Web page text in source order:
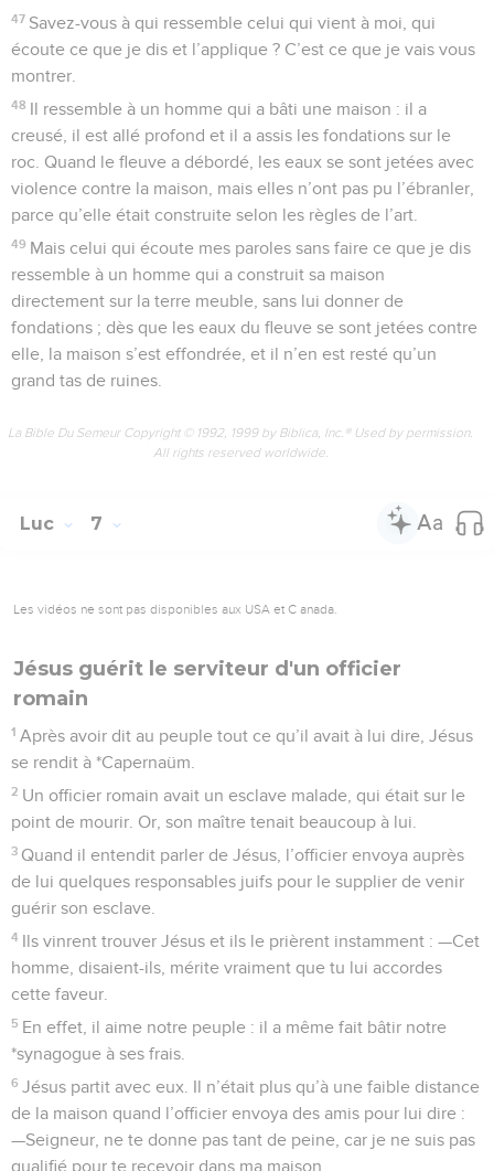
47 Savez-vous à qui ressemble celui qui vient à moi, qui
écoute ce que je dis et l’applique ? C’est ce que je vais vous
montrer.
48 Il ressemble à un homme qui a bâti une maison : il a
creusé, il est allé profond et il a assis les fondations sur le
roc. Quand le fleuve a débordé, les eaux se sont jetées avec
violence contre la maison, mais elles n’ont pas pu l’ébranler,
parce qu’elle était construite selon les règles de l’art.
49 Mais celui qui écoute mes paroles sans faire ce que je dis
ressemble à un homme qui a construit sa maison
directement sur la terre meuble, sans lui donner de
fondations ; dès que les eaux du fleuve se sont jetées contre
elle, la maison s’est effondrée, et il n’en est resté qu’un
grand tas de ruines.
La Bible Du Semeur Copyright © 1992, 1999 by Biblica, Inc.® Used by permission.
All rights reserved worldwide.
Luc 7
Les vidéos ne sont pas disponibles aux USA et C anada.
Jésus guérit le serviteur d'un officier
romain
1 Après avoir dit au peuple tout ce qu’il avait à lui dire, Jésus
se rendit à *Capernaüm.
2 Un officier romain avait un esclave malade, qui était sur le
point de mourir. Or, son maître tenait beaucoup à lui.
3 Quand il entendit parler de Jésus, l’officier envoya auprès
de lui quelques responsables juifs pour le supplier de venir
guérir son esclave.
4 Ils vinrent trouver Jésus et ils le prièrent instamment : —Cet
homme, disaient-ils, mérite vraiment que tu lui accordes
cette faveur.
5 En effet, il aime notre peuple : il a même fait bâtir notre
*synagogue à ses frais.
6 Jésus partit avec eux. Il n’était plus qu’à une faible distance
de la maison quand l’officier envoya des amis pour lui dire :
—Seigneur, ne te donne pas tant de peine, car je ne suis pas
qualifié pour te recevoir dans ma maison.